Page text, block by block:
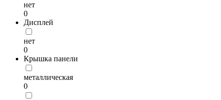
нет
0
Дисплей
нет
0
Крышка панели
металлическая
0